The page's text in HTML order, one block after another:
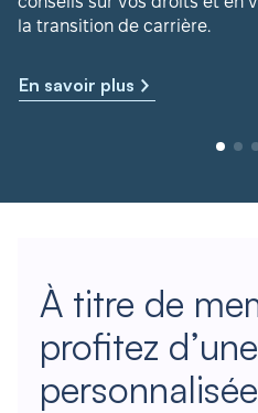
la transition de carrière.
En savoir plus
À titre de
profitez
personnalisée